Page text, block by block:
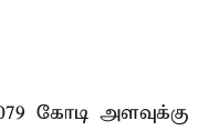
கோடி அளவுக்கு